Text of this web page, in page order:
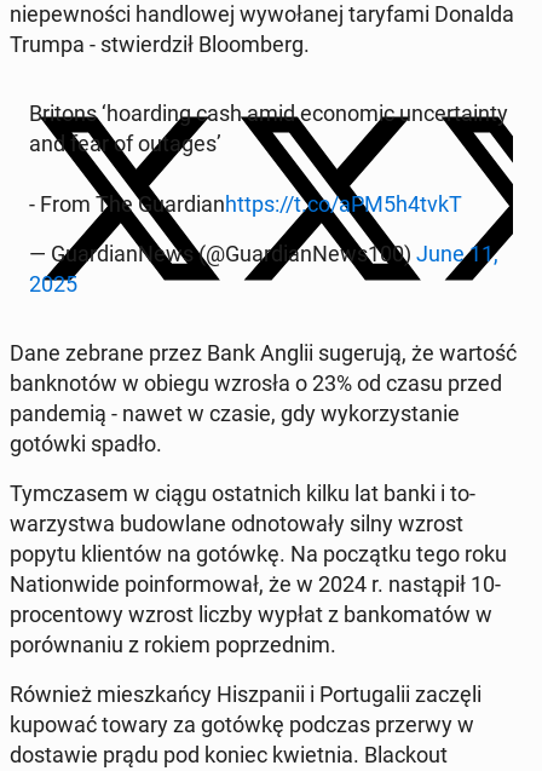
niepewnoś­ci hand­lowej wywołanej tary­fa­mi Donalda
Trumpa - stwierdz­ił Bloomberg.
Britons ‘hoard­ing cash amid eco­nom­ic un­cer­tain­ty
and fear of outages’
- From The Guardianhttps://t.co/aPM5h4tvkT
— Guardian­News (@Guardian­News100) June 11,
2025
Dane zebrane przez Bank Anglii sugeru­ją, że wartość
ban­knotów w obiegu wzrosła o 23% od czasu przed
pan­demią - nawet w czasie, gdy wyko­rzys­tanie
gotówki spadło.
Tym­cza­sem w ciągu os­tat­nich kilku lat banki i to­
warzyst­wa bu­dowlane odno­towały silny wzrost
popytu klien­tów na gotówkę. Na początku tego roku
Na­tion­wide poin­for­mował, że w 2024 r. nastąpił 10-
pro­cen­towy wzrost liczby wypłat z banko­matów w
porów­na­niu z rokiem poprzed­nim.
Również mieszkań­cy Hisz­panii i Por­tu­galii zaczęli
kupować towary za gotówkę podczas przerwy w
dostaw­ie prądu pod koniec kwiet­nia. Black­out